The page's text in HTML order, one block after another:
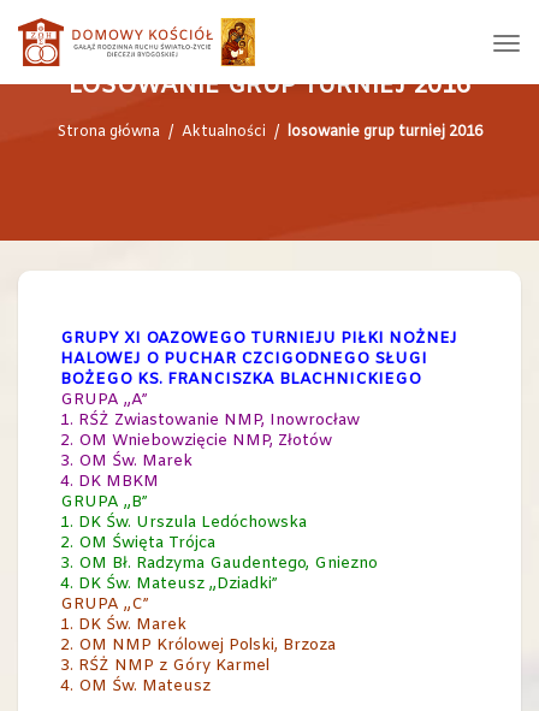
LOSOWANIE GRUP TURNIEJ 2016
Strona główna / Aktualności / losowanie grup turniej 2016
GRUPY XI OAZOWEGO TURNIEJU PIŁKI NOŻNEJ
HALOWEJ O PUCHAR CZCIGODNEGO SŁUGI
BOŻEGO KS. FRANCISZKA BLACHNICKIEGO
GRUPA „A”
1. RŚŻ Zwiastowanie NMP, Inowrocław
2. OM Wniebowzięcie NMP, Złotów
3. OM Św. Marek
4. DK MBKM
GRUPA „B”
1. DK Św. Urszula Ledóchowska
2. OM Święta Trójca
3. OM Bł. Radzyma Gaudentego, Gniezno
4. DK Św. Mateusz „Dziadki”
GRUPA „C”
1. DK Św. Marek
2. OM NMP Królowej Polski, Brzoza
3. RŚŻ NMP z Góry Karmel
4. OM Św. Mateusz